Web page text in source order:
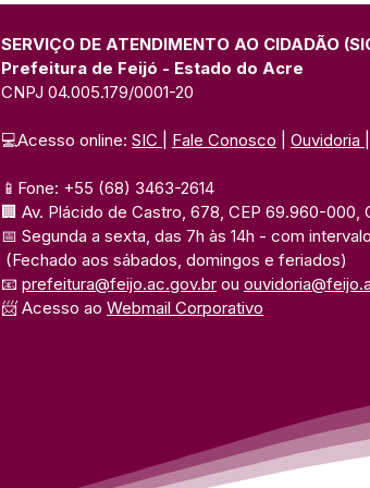
isoladas do Rio Paranã do
Ouro
SERVIÇO DE ATENDIMENTO AO CIDADÃO
Prefeitura de Feijó - Estado do Acre
CNPJ 04.005.179/0001-20
💻Acesso online: SIC Fale Conosco Ouvidoria
📱Fone: +55 (68) 3463-2614
🏢 Av. Plácido de Castro, 678, CEP 69.960-000,
📅 Segunda a sexta, das 7h às 14h - com
(Fechado aos sábados, domingos e feriados)
📧 prefeitura@feijo.ac.gov.br ou
📨 Acesso ao Webmail Corporativo